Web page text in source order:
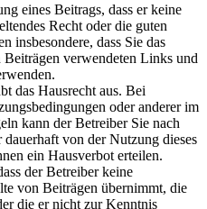
eines Beitrags, dass er keine
Recht oder die guten
insbesondere, dass Sie das
verwendeten Links und
das Hausrecht aus. Bei
oder anderer im
kann der Betreiber Sie nach
von der Nutzung dieses
ein Hausverbot erteilen.
der Betreiber keine
von Beiträgen übernimmt, die
die er nicht zur Kenntnis